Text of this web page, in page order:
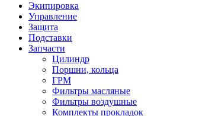
Экипировка
Управление
Защита
Подставки
Запчасти
Цилиндр
Поршни, кольца
ГРМ
Фильтры масляные
Фильтры воздушные
Комплекты прокладок